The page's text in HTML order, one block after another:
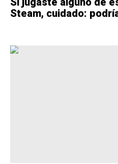
Steam, cuidado: